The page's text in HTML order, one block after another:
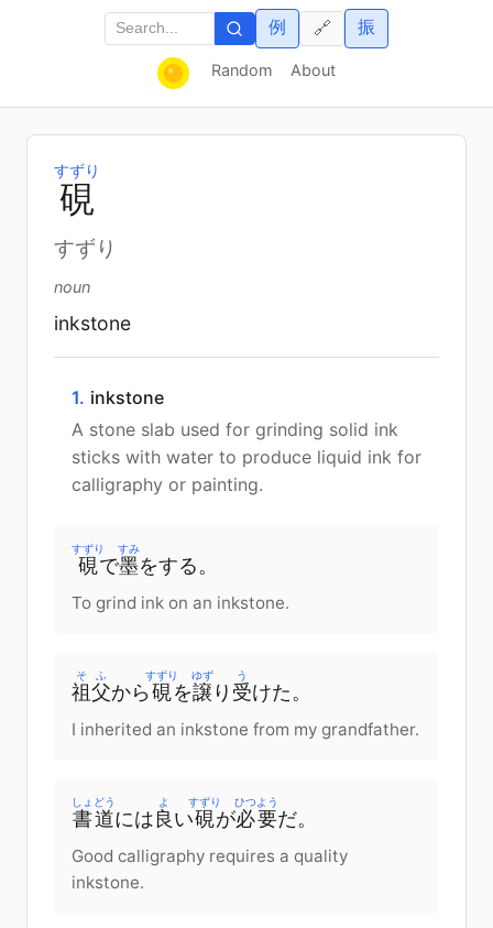
Random About
例 振
🔗
硯
すずり
すずり
noun
inkstone
1. inkstone
A stone slab used for grinding solid ink
sticks with water to produce liquid ink for
calligraphy or painting.
硯
すずり
で墨
すみ
をする 。
To grind ink on an inkstone.
祖父
そふ
から 硯
すずり
を譲
ゆず
り 受
う
けた 。
I inherited an inkstone from my grandfather.
書道
しょどう
には 良
よ
い硯
すずり
が必要
ひつよう
だ。
Good calligraphy requires a quality
inkstone.